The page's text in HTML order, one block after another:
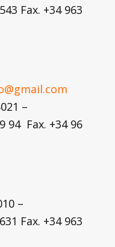
Fax. +34 963
–
94 Fax. +34 96
–
Fax. +34 963